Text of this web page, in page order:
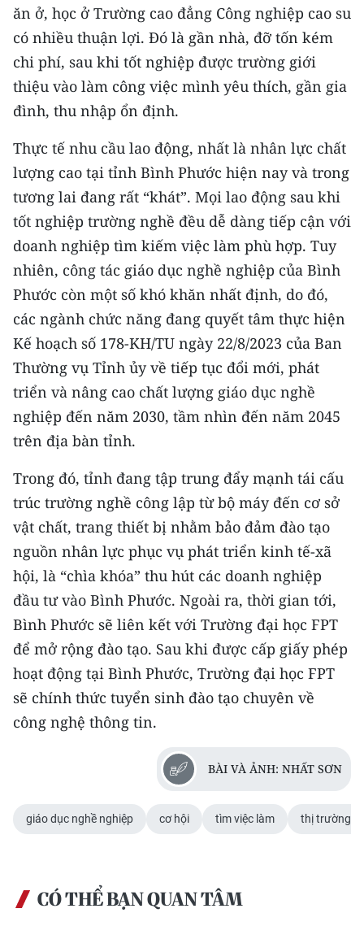
ăn ở, học ở Trường cao đẳng Công nghiệp cao su
có nhiều thuận lợi. Đó là gần nhà, đỡ tốn kém
chi phí, sau khi tốt nghiệp được trường giới
thiệu vào làm công việc mình yêu thích, gần gia
đình, thu nhập ổn định.
Thực tế nhu cầu lao động, nhất là nhân lực chất
lượng cao tại tỉnh Bình Phước hiện nay và trong
tương lai đang rất “khát”. Mọi lao động sau khi
tốt nghiệp trường nghề đều dễ dàng tiếp cận với
doanh nghiệp tìm kiếm việc làm phù hợp. Tuy
nhiên, công tác giáo dục nghề nghiệp của Bình
Phước còn một số khó khăn nhất định, do đó,
các ngành chức năng đang quyết tâm thực hiện
Kế hoạch số 178-KH/TU ngày 22/8/2023 của Ban
Thường vụ Tỉnh ủy về tiếp tục đổi mới, phát
triển và nâng cao chất lượng giáo dục nghề
nghiệp đến năm 2030, tầm nhìn đến năm 2045
trên địa bàn tỉnh.
Trong đó, tỉnh đang tập trung đẩy mạnh tái cấu
trúc trường nghề công lập từ bộ máy đến cơ sở
vật chất, trang thiết bị nhằm bảo đảm đào tạo
nguồn nhân lực phục vụ phát triển kinh tế-xã
hội, là “chìa khóa” thu hút các doanh nghiệp
đầu tư vào Bình Phước. Ngoài ra, thời gian tới,
Bình Phước sẽ liên kết với Trường đại học FPT
để mở rộng đào tạo. Sau khi được cấp giấy phép
hoạt động tại Bình Phước, Trường đại học FPT
sẽ chính thức tuyển sinh đào tạo chuyên về
công nghệ thông tin.
BÀI VÀ ẢNH: NHẤT SƠN
giáo dục nghề nghiệp cơ hội tìm việc làm thị trường
CÓ THỂ BẠN QUAN TÂM